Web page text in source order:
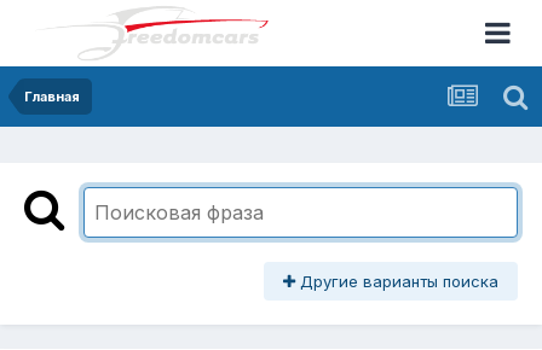
Главная
Другие варианты поиска